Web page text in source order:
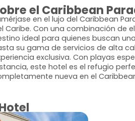
el Caribbean
en el lujo del Caribbean
Caribe. Con una combinación de
ideal para quienes buscan
su gama de servicios de alta
exclusiva. Con playas
este hotel es el refugio
nueva en el